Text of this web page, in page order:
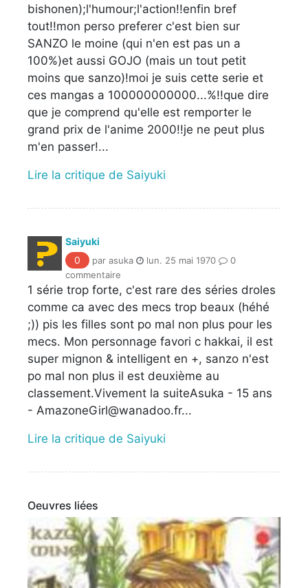
bishonen);l'humour;l'action!!enfin bref
tout!!mon perso preferer c'est bien sur
SANZO le moine (qui n'en est pas un a
100%)et aussi GOJO (mais un tout petit
moins que sanzo)!moi je suis cette serie et
ces mangas a 100000000000...%!!que dire
que je comprend qu'elle est remporter le
grand prix de l'anime 2000!!je ne peut plus
m'en passer!...
Lire la critique de Saiyuki
Saiyuki
0
par asuka lun. 25 mai 1970
0
commentaire
1 série trop forte, c'est rare des séries droles
comme ca avec des mecs trop beaux (héhé
;)) pis les filles sont po mal non plus pour les
mecs. Mon personnage favori c hakkai, il est
super mignon & intelligent en +, sanzo n'est
po mal non plus il est deuxième au
classement.Vivement la suiteAsuka - 15 ans
- AmazoneGirl@wanadoo.fr...
Lire la critique de Saiyuki
Oeuvres liées